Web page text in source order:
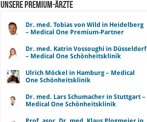
Unsere Premium-Ärzte
Dr. med. Tobias von Wild in Heidelberg
– Medical One Premium-Partner
Dr. med. Katrin Vossoughi in Düsseldorf
– Medical One Schönheitsklinik
Ulrich Möckel in Hamburg – Medical
One Schönheitsklinik
Dr. med. Lars Schumacher in Stuttgart –
Medical One Schönheitsklinik